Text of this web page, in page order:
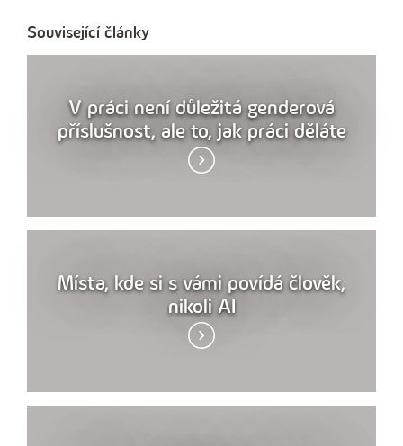
Související články
V práci není důležitá genderová
příslušnost, ale to, jak práci děláte
Místa, kde si s vámi povídá člověk,
nikoli AI